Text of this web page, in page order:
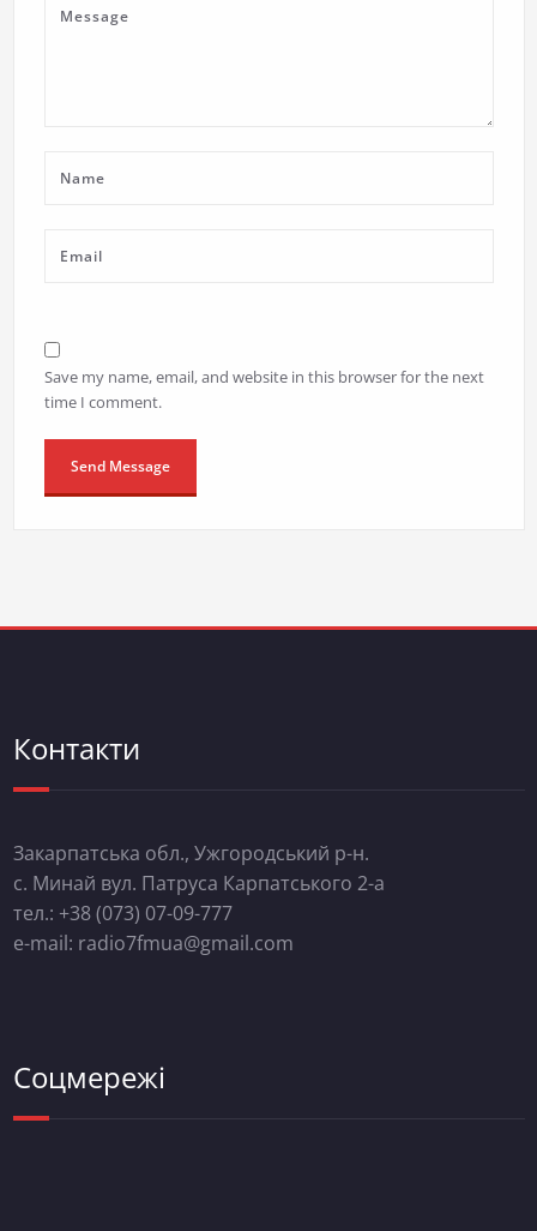
Save my name, email, and website in this browser for the next
time I comment.
Контакти
Закарпатська обл., Ужгородський р-н.
с. Минай вул. Патруса Карпатського 2-а
тел.: +38 (073) 07-09-777
e-mail: radio7fmua@gmail.com
Соцмережі